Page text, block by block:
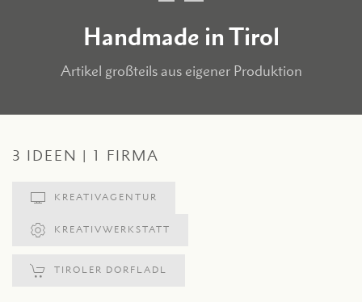
Handmade in Tirol
Artikel großteils aus eigener Produktion
3 IDEEN | 1 FIRMA
KREATIVAGENTUR
KREATIVWERKSTATT
TIROLER DORFLADL